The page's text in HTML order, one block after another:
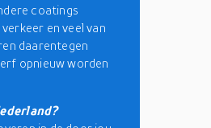
coatings
en veel van
daarentegen
opnieuw worden